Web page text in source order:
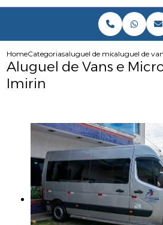
HomeCategoriasaluguel de micro onibus
aluguel de
Aluguel de Vans e
Imirin